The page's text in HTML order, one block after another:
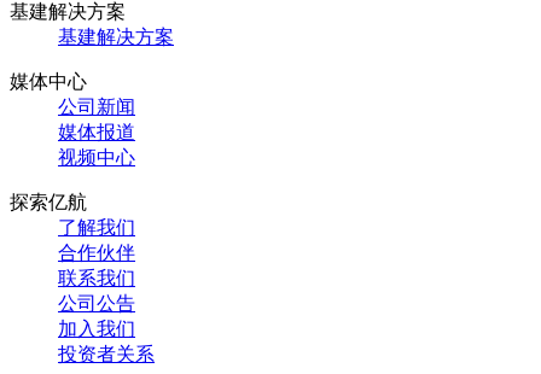
基建解决方案
基建解决方案
媒体中心
公司新闻
媒体报道
视频中心
探索亿航
了解我们
合作伙伴
联系我们
公司公告
加入我们
投资者关系